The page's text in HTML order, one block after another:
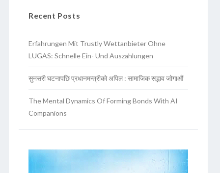
Recent Posts
Erfahrungen Mit Trustly Wettanbieter Ohne
LUGAS: Schnelle Ein- Und Auszahlungen
सुनसरी घटनापछि प्रधानमन्त्रीको अपिल : सामाजिक सद्भाव जोगाऔं
The Mental Dynamics Of Forming Bonds With AI
Companions